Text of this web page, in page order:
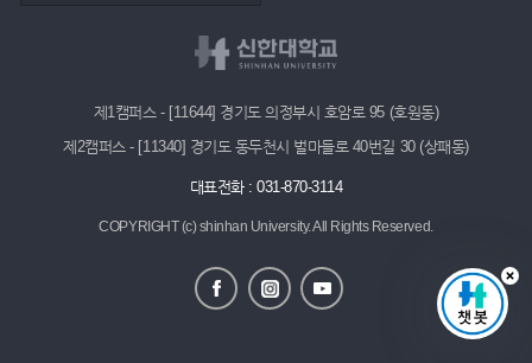
제1캠퍼스 - [11644] 경기도 의정부시 호암로 95 (호원동)
제2캠퍼스 - [11340] 경기도 동두천시 벌마들로 40번길 30 (상패동)
대표전화 : 031-870-3114
COPYRIGHT (c) shinhan University.All Rights Reserved.